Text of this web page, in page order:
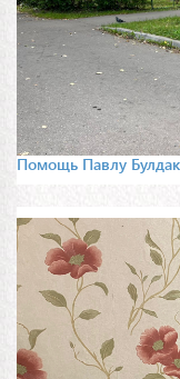
Помощь Павлу